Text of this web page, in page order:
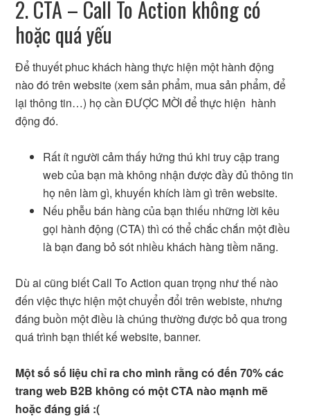
2. CTA – Call To Action không có
hoặc quá yếu
Để thuyết phuc khách hàng thực hiện một hành động
nào đó trên website (xem sản phẩm, mua sản phẩm, để
lại thông tin…) họ cần ĐƯỢC MỜI để thực hiện hành
động đó.
Rất ít người cảm thấy hứng thú khi truy cập trang
web của bạn mà không nhận được đầy đủ thông tin
họ nên làm gì, khuyến khích làm gì trên website.
Nếu phễu bán hàng của bạn thiếu những lời kêu
gọi hành động (CTA) thì có thể chắc chắn một điều
là bạn đang bỏ sót nhiều khách hàng tiềm năng.
Dù ai cũng biết Call To Action quan trọng như thế nào
đến việc thực hiện một chuyển đổi trên webiste, nhưng
đáng buồn một điều là chúng thường được bỏ qua trong
quá trình bạn thiết kế website, banner.
Một số số liệu chỉ ra cho mình rằng có đến 70% các
trang web B2B không có một CTA nào mạnh mẽ
hoặc đáng giá :(